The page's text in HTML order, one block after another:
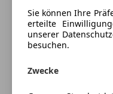
Lederlenkrad
Lordosenstütze
Panoramadach
Regensensor
Mehr anzeigen
Versicherung
Kfz-Versicherung
Sie können Ihre
erteilte
unserer
besuchen.
Zwecke